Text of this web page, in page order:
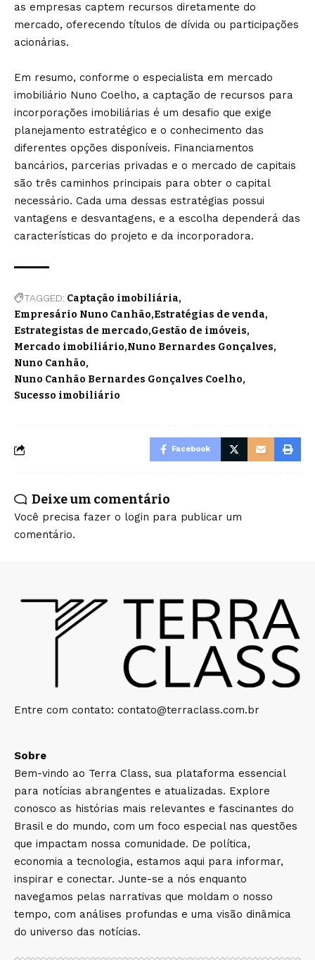
as empresas captem recursos diretamente do
mercado, oferecendo títulos de dívida ou participações
acionárias.
Em resumo, conforme o especialista em mercado
imobiliário Nuno Coelho, a captação de recursos para
incorporações imobiliárias é um desafio que exige
planejamento estratégico e o conhecimento das
diferentes opções disponíveis. Financiamentos
bancários, parcerias privadas e o mercado de capitais
são três caminhos principais para obter o capital
necessário. Cada uma dessas estratégias possui
vantagens e desvantagens, e a escolha dependerá das
características do projeto e da incorporadora.
TAGGED: Captação imobiliária
Empresário Nuno Canhão Estratégias de venda
Estrategistas de mercado Gestão de imóveis
Mercado imobiliário Nuno Bernardes Gonçalves
Nuno Canhão
Nuno Canhão Bernardes Gonçalves Coelho
Sucesso imobiliário
Facebook
Deixe um comentário
Você precisa fazer o login para publicar um
comentário.
Entre com contato: contato@terraclass.com.br
Sobre
Bem-vindo ao Terra Class, sua plataforma essencial
para notícias abrangentes e atualizadas. Explore
conosco as histórias mais relevantes e fascinantes do
Brasil e do mundo, com um foco especial nas questões
que impactam nossa comunidade. De política,
economia a tecnologia, estamos aqui para informar,
inspirar e conectar. Junte-se a nós enquanto
navegamos pelas narrativas que moldam o nosso
tempo, com análises profundas e uma visão dinâmica
do universo das notícias.